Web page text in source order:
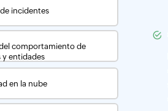
incidentes
comportamiento de
y entidades
en la nube